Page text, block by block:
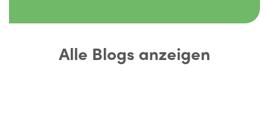
Alle Blogs anzeigen